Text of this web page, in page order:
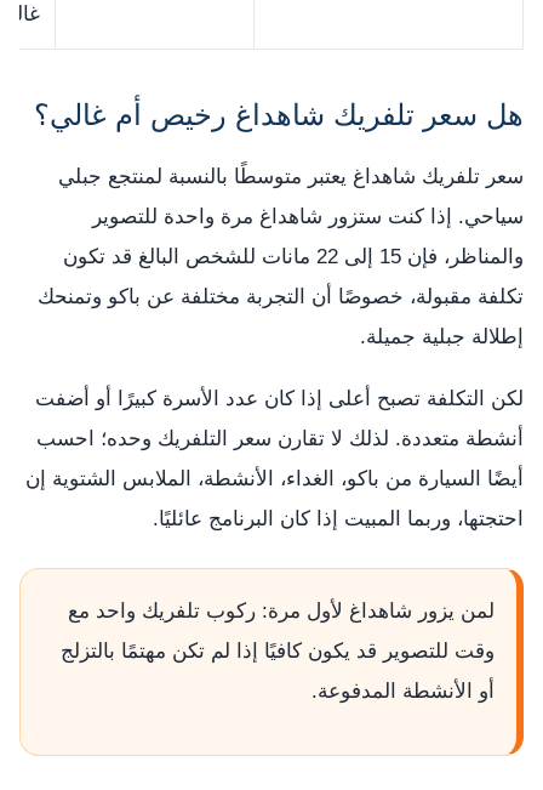
غالبًا.
هل سعر تلفريك شاهداغ رخيص أم غالي؟
سعر تلفريك شاهداغ يعتبر متوسطًا بالنسبة لمنتجع جبلي
سياحي. إذا كنت ستزور شاهداغ مرة واحدة للتصوير
والمناظر، فإن 15 إلى 22 مانات للشخص البالغ قد تكون
تكلفة مقبولة، خصوصًا أن التجربة مختلفة عن باكو وتمنحك
إطلالة جبلية جميلة.
لكن التكلفة تصبح أعلى إذا كان عدد الأسرة كبيرًا أو أضفت
أنشطة متعددة. لذلك لا تقارن سعر التلفريك وحده؛ احسب
أيضًا السيارة من باكو، الغداء، الأنشطة، الملابس الشتوية إن
احتجتها، وربما المبيت إذا كان البرنامج عائليًا.
لمن يزور شاهداغ لأول مرة: ركوب تلفريك واحد مع
وقت للتصوير قد يكون كافيًا إذا لم تكن مهتمًا بالتزلج
أو الأنشطة المدفوعة.